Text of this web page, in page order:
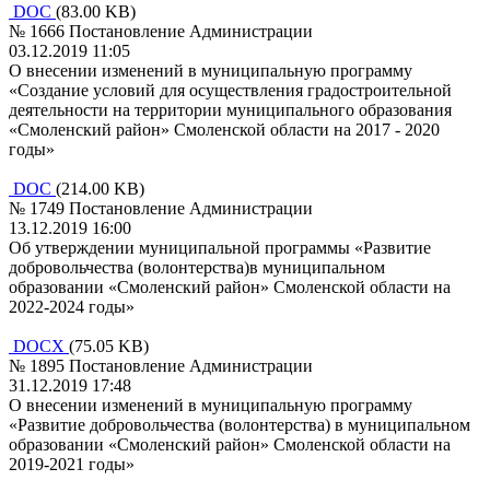
DOC (83.00 KB)
№ 1666 Постановление Администрации
03.12.2019 11:05
О внесении изменений в муниципальную программу
«Создание условий для осуществления градостроительной
деятельности на территории муниципального образования
«Смоленский район» Смоленской области на 2017 - 2020
годы»
DOC (214.00 KB)
№ 1749 Постановление Администрации
13.12.2019 16:00
Об утверждении муниципальной программы «Развитие
добровольчества (волонтерства)в муниципальном
образовании «Смоленский район» Смоленской области на
2022-2024 годы»
DOCX (75.05 KB)
№ 1895 Постановление Администрации
31.12.2019 17:48
О внесении изменений в муниципальную программу
«Развитие добровольчества (волонтерства) в муниципальном
образовании «Смоленский район» Смоленской области на
2019-2021 годы»